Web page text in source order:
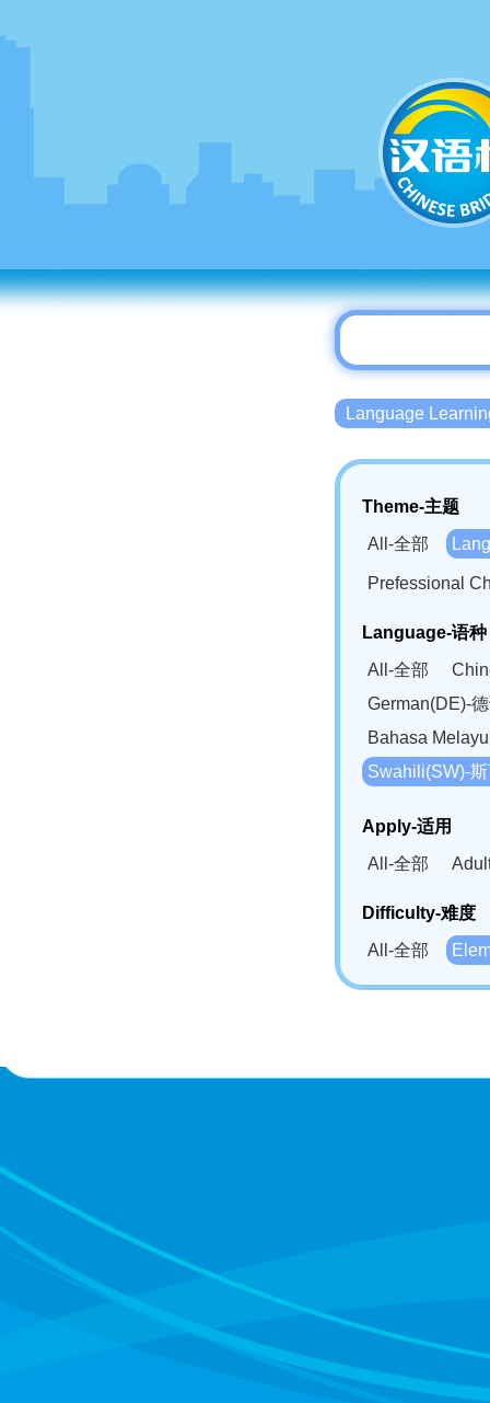
Language
Theme-主题
All-全部
Prefessional
Language-语种
All-全部
German(DE)-
Bahasa
Swahili(SW)-
Apply-适用
All-全部
Difficulty-难度
All-全部